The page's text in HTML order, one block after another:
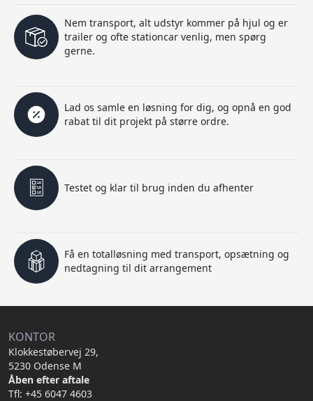
Nem transport, alt udstyr kommer på hjul og er
trailer og ofte stationcar venlig, men spørg
gerne.
Lad os samle en løsning for dig, og opnå en god
rabat til dit projekt på større ordre.
Testet og klar til brug inden du afhenter
Få en totalløsning med transport, opsætning og
nedtagning til dit arrangement
KONTOR
Klokkestøbervej 29,
5230 Odense M
Åben efter aftale
Tfl: +45 6047 4603